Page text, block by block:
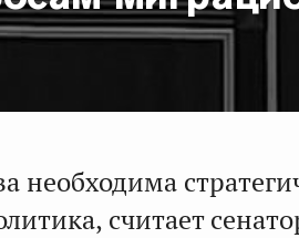
необходима
считает